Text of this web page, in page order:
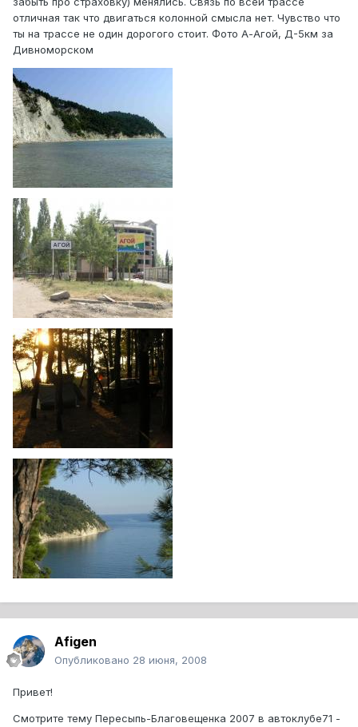
отличная так что двигаться колонной смысла нет. Чувство что
ты на трассе не один дорогого стоит. Фото А-Агой, Д-5км за
Дивноморском
Afigen
Опубликовано 28 июня, 2008
Привет!
Смотрите тему Пересыпь-Благовещенка 2007 в автоклубе71 -